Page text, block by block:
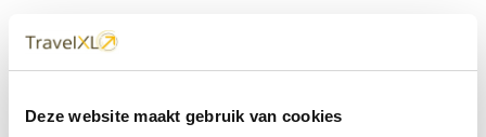
Deze website maakt gebruik van cookies
dichtbij